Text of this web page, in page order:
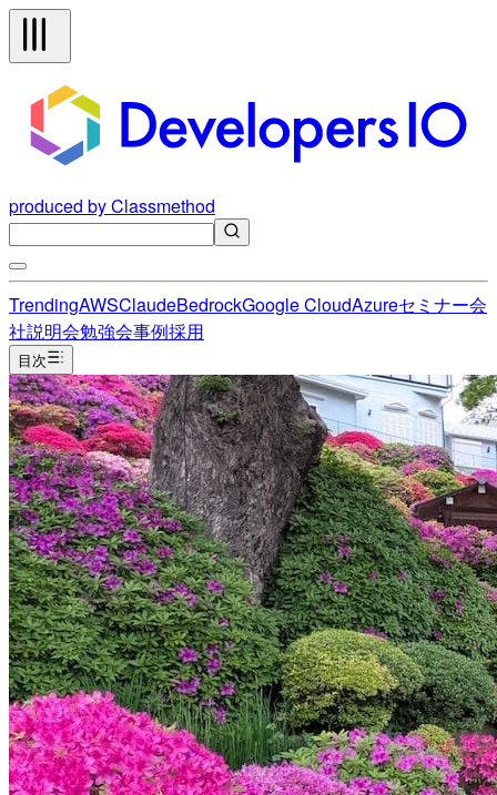
produced by Classmethod
TrendingAWSClaudeBedrockGoogle CloudAzureセミナー会
社説明会勉強会事例採用
目次